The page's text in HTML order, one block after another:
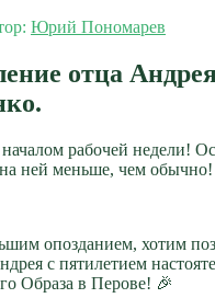
Юрий Пономарев
отца
началом рабочей недели!
ней меньше, чем
опозданием, хотим
с пятилетием
Образа в Перове! 🎉